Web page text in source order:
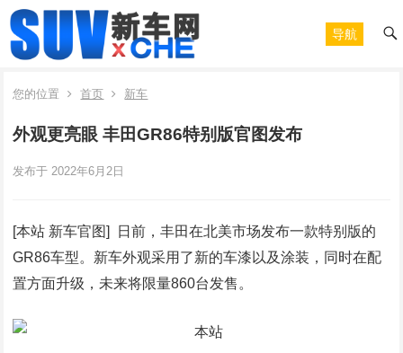
导航
您的位置 首页 新车
外观更亮眼 丰田GR86特别版官图发布
发布于 2022年6月2日
[本站 新车官图] 日前，丰田在北美市场发布一款特别版的
GR86车型。新车外观采用了新的车漆以及涂装，同时在配
置方面升级，未来将限量860台发售。